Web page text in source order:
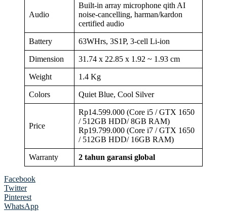
Audio
Built-in array microphone qith AI
noise-cancelling, harman/kardon
certified audio
Battery 63WHrs, 3S1P, 3-cell Li-ion
Dimension 31.74 x 22.85 x 1.92 ~ 1.93 cm
Weight 1.4 Kg
Colors Quiet Blue, Cool Silver
Price
Rp14.599.000 (Core i5 / GTX 1650
/ 512GB HDD/ 8GB RAM)
Rp19.799.000 (Core i7 / GTX 1650
/ 512GB HDD/ 16GB RAM)
Warranty 2 tahun garansi global
Facebook
Twitter
Pinterest
WhatsApp